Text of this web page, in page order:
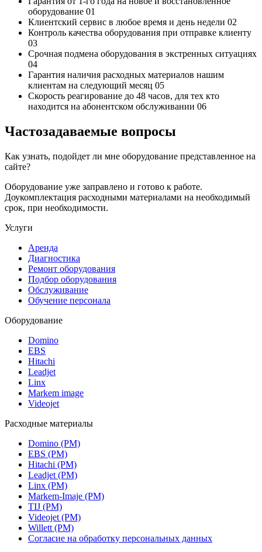
оборудование 01
Клиентский сервис в любое время и день недели 02
Контроль качества оборудования при отправке клиенту
03
Срочная подмена оборудования в экстренных ситуациях
04
Гарантия наличия расходных материалов нашим
клиентам на следующий месяц 05
Скорость реагирование до 48 часов, для тех кто
находится на абонентском обслуживании 06
Частозадаваемые вопросы
Как узнать, подойдет ли мне оборудование представленное на
сайте?
Оборудование уже заправлено и готово к работе.
Доукомплектация расходными материалами на необходимый
срок, при необходимости.
Услуги
Аренда
Диагностика
Ремонт оборудования
Подбор оборудования
Обслуживание
Обучение персонала
Оборудование
Domino
EBS
Hitachi
Leadjet
Linx
Markem image
Videojet
Расходные материалы
Domino (РМ)
EBS (РМ)
Hitachi (РМ)
Leadjet (РМ)
Linx (РМ)
Markem-Imaje (РМ)
TIJ (РМ)
Videojet (РМ)
Willett (РМ)
Согласие на обработку персональных данных